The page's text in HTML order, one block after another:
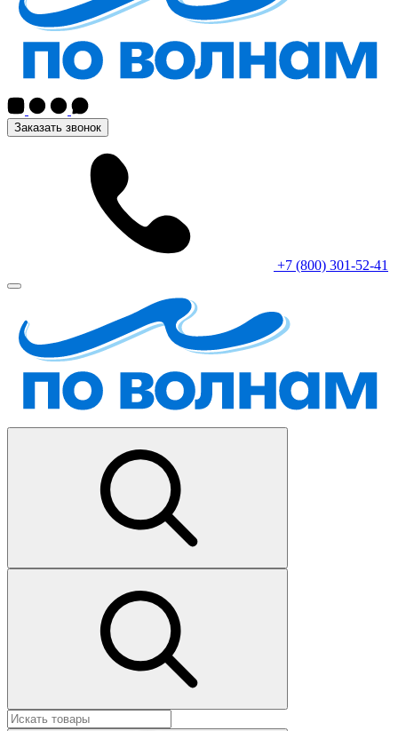
Заказать звонок
+7 (800) 301-52-41